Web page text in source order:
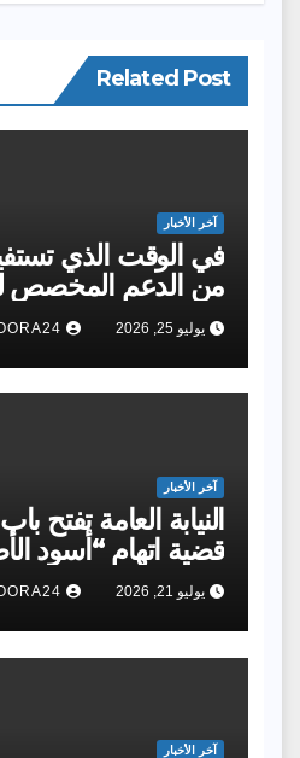
Related Post
آخر الأخبار
في الوقت الذي
من الدعم المخصص
القدم وتكوين
أولياء أمور لاعبي
يوليو 25, 2026
آخر الأخبار
النيابة العامة تفتح
قضية اتهام “أسود
والخيانة
يوليو 21, 2026
آخر الأخبار